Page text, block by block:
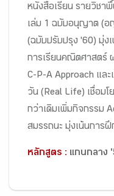
หนังสือเรียน รายวิชา
เล่ม 1 ฉบับอนุญาต (อ
(ฉบับปรับปรุง '60) มุ่งเ
การเรียนคณิตศาสตร์
C-P-A Approach แล
วัน (Real Life) เชื่อมโ
กว่าเดิมเพิ่มกิจกรรม
สมรรถนะ มุ่งเน้นการ
หลักสูตร : แกนกลาง